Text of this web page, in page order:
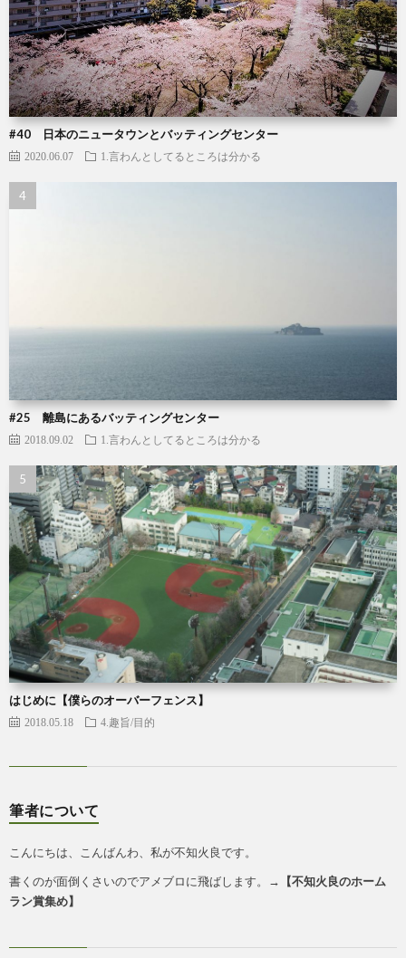
#40 日本のニュータウンとバッティングセンター
2020.06.07 1.言わんとしてるところは分かる
#25 離島にあるバッティングセンター
2018.09.02 1.言わんとしてるところは分かる
はじめに【僕らのオーバーフェンス】
2018.05.18 4.趣旨/目的
筆者について
こんにちは、こんばんわ、私が不知火良です。
書くのが面倒くさいのでアメブロに飛ばします。→
【不知火良のホーム
ラン賞集め】